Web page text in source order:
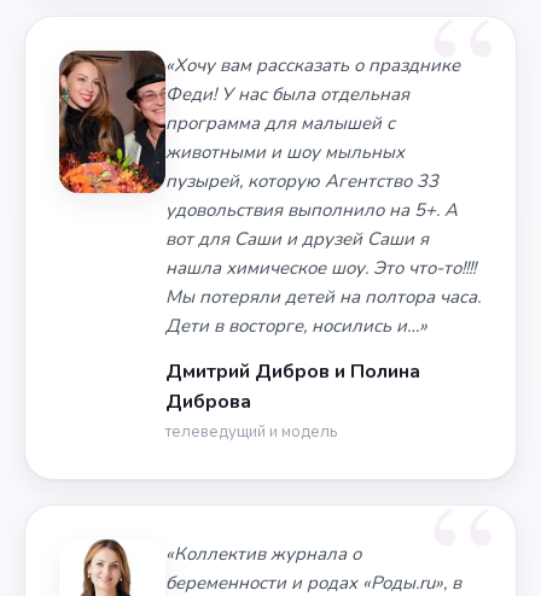
«Хочу вам рассказать о празднике
Феди! У нас была отдельная
программа для малышей с
животными и шоу мыльных
пузырей, которую Агентство 33
удовольствия выполнило на 5+. А
вот для Саши и друзей Саши я
нашла химическое шоу. Это что-то!!!!
Мы потеряли детей на полтора часа.
Дети в восторге, носились и…»
Дмитрий Дибров и Полина
Диброва
телеведущий и модель
«Коллектив журнала о
беременности и родах «Роды.ru», в